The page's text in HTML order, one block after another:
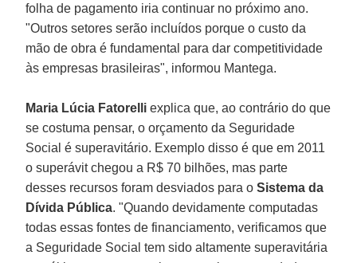
folha de pagamento iria continuar no próximo ano.
"Outros setores serão incluídos porque o custo da
mão de obra é fundamental para dar competitividade
às empresas brasileiras", informou Mantega.
Maria Lúcia Fatorelli explica que, ao contrário do que
se costuma pensar, o orçamento da Seguridade
Social é superavitário. Exemplo disso é que em 2011
o superávit chegou a R$ 70 bilhões, mas parte
desses recursos foram desviados para oSistema da
Dívida Pública. "Quando devidamente computadas
todas essas fontes de financiamento, verificamos que
a Seguridade Social tem sido altamente superavitária